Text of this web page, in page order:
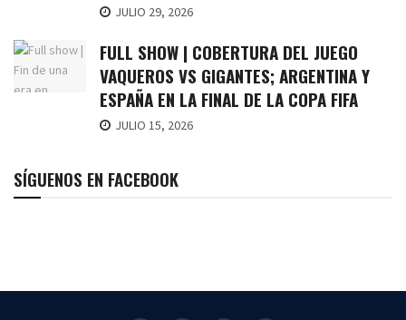
JULIO 29, 2026
FULL SHOW | COBERTURA DEL JUEGO
VAQUEROS VS GIGANTES; ARGENTINA Y
ESPAÑA EN LA FINAL DE LA COPA FIFA
JULIO 15, 2026
SÍGUENOS EN FACEBOOK